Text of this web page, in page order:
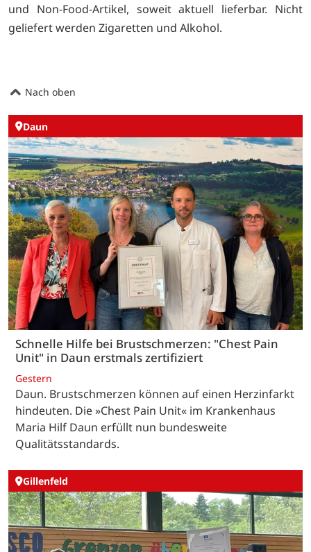
und Non-Food-Artikel, soweit aktuell lieferbar. Nicht
geliefert werden Zigaretten und Alkohol.
Nach oben
Daun
Schnelle Hilfe bei Brustschmerzen: "Chest Pain
Unit" in Daun erstmals zertifiziert
Gestern
Daun. Brustschmerzen können auf einen Herzinfarkt
hindeuten. Die »Chest Pain Unit« im Krankenhaus
Maria Hilf Daun erfüllt nun bundesweite
Qualitätsstandards.
Gillenfeld